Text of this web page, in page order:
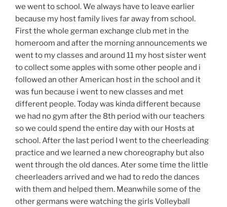
we went to school. We always have to leave earlier
because my host family lives far away from school.
First the whole german exchange club met in the
homeroom and after the morning announcements we
went to my classes and around 11 my host sister went
to collect some apples with some other people and i
followed an other American host in the school and it
was fun because i went to new classes and met
different people. Today was kinda different because
we had no gym after the 8th period with our teachers
so we could spend the entire day with our Hosts at
school. After the last period I went to the cheerleading
practice and we learned a new choreography but also
went through the old dances. Ater some time the little
cheerleaders arrived and we had to redo the dances
with them and helped them. Meanwhile some of the
other germans were watching the girls Volleyball